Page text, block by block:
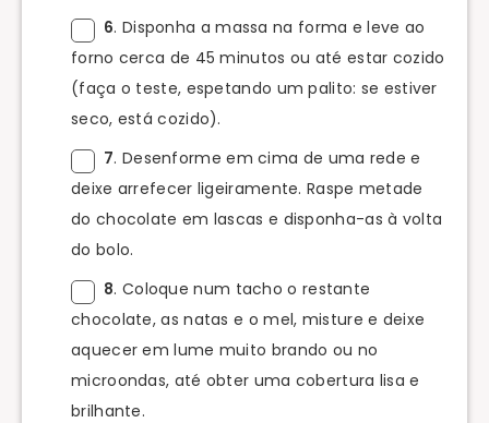
6. Disponha a massa na forma e leve ao
forno cerca de 45 minutos ou até estar cozido
(faça o teste, espetando um palito: se estiver
seco, está cozido).
7. Desenforme em cima de uma rede e
deixe arrefecer ligeiramente. Raspe metade
do chocolate em lascas e disponha-as à volta
do bolo.
8. Coloque num tacho o restante
chocolate, as natas e o mel, misture e deixe
aquecer em lume muito brando ou no
microondas, até obter uma cobertura lisa e
brilhante.